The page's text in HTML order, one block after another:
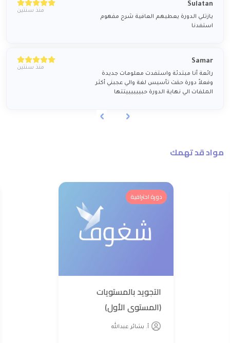
Sulatan
يازتلي الدورة يعطيهم العافية شرح مفهوم
استفدنا
منذ سنتين
Samar
رائعة أنا مبتدئة واستفدت معلومات جديدة
وفعلاً دورة حقت تأسيس لغة والي عجبني أكثر
الملفات الي نهاية الدورة حبييييييتتها
منذ سنتين
مواد قد تهمك
دورة احترافية
التجويد بالمستويات
(المستوى الأول)
أ. بشائر عبدالله